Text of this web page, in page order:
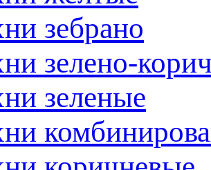
зебрано
зелено-
зеленые